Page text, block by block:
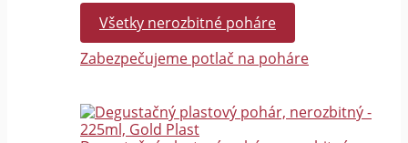
Všetky nerozbitné poháre
Zabezpečujeme potlač na poháre